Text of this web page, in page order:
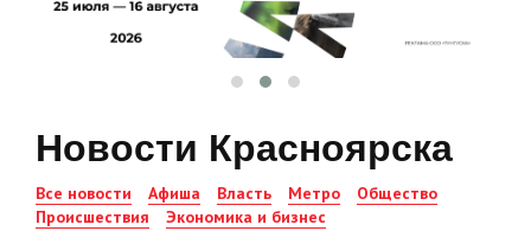
Новости Красноярска
Все новости Афиша Власть Метро
Общество
Происшествия
Экономика и бизнес